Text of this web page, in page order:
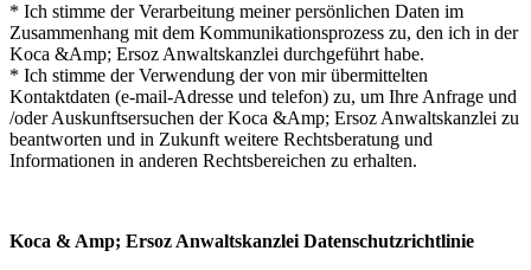
* Ich stimme der Verarbeitung meiner persönlichen Daten im
Zusammenhang mit dem Kommunikationsprozess zu, den ich in der
Koca &Amp; Ersoz Anwaltskanzlei durchgeführt habe.
* Ich stimme der Verwendung der von mir übermittelten
Kontaktdaten (e-mail-Adresse und telefon) zu, um Ihre Anfrage und
/oder Auskunftsersuchen der Koca &Amp; Ersoz Anwaltskanzlei zu
beantworten und in Zukunft weitere Rechtsberatung und
Informationen in anderen Rechtsbereichen zu erhalten.
Koca & Amp; Ersoz Anwaltskanzlei Datenschutzrichtlinie